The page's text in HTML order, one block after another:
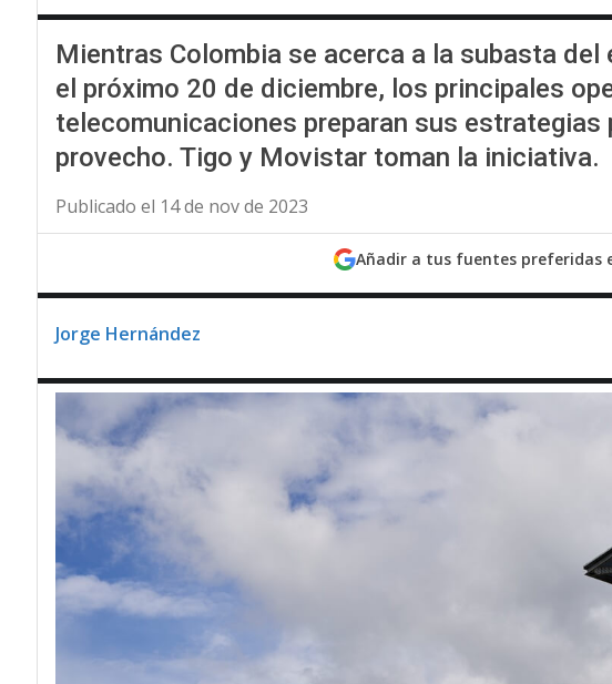
Mientras Colombia se acerca a la subasta del
el próximo 20 de diciembre, los principales
telecomunicaciones preparan sus estrategias
provecho. Tigo y Movistar toman la iniciativa.
Publicado el 14 de nov de 2023
Añadir a tus fuentes preferidas
Jorge Hernández